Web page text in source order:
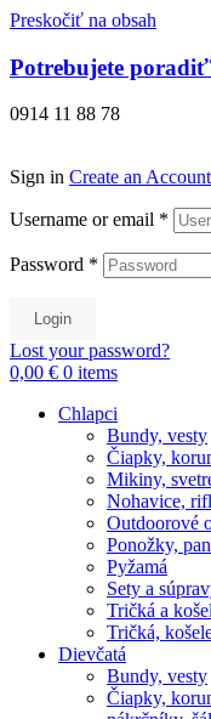
Preskočiť na obsah
Potrebujete
0914 11 88 78
Sign in Create an Account
Username or email *
Password *
Login
Lost your password?
0,00 € 0 items
Chlapci
Bundy, vesty
Čiapky,
Mikiny,
Nohavice,
Outdoorové
Ponožky,
Pyžamá
Sety a
Tričká a
Tričká,
Dievčatá
Bundy, vesty
Čiapky,